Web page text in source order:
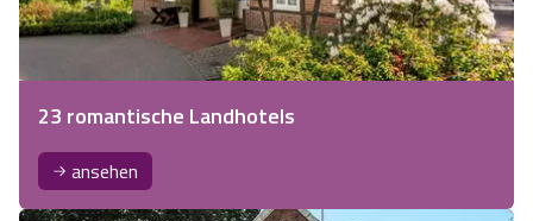
23 romantische Landhotels
ansehen